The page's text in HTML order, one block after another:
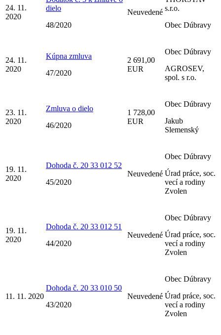
24. 11.
2020
dielo
48/2020
Neuvedené s.r.o.
Obec Dúbravy
24. 11.
2020
Kúpna zmluva
47/2020
2 691,00
EUR
Obec Dúbravy
AGROSEV,
spol. s r.o.
23. 11.
2020
Zmluva o dielo
46/2020
1 728,00
EUR
Obec Dúbravy
Jakub
Slemenský
19. 11.
2020
Dohoda č. 20 33 012 52
45/2020
Neuvedené
Obec Dúbravy
Úrad práce, soc.
vecí a rodiny
Zvolen
19. 11.
2020
Dohoda č. 20 33 012 51
44/2020
Neuvedené
Obec Dúbravy
Úrad práce, soc.
vecí a rodiny
Zvolen
11. 11. 2020
Dohoda č. 20 33 010 50
43/2020
Neuvedené
Obec Dúbravy
Úrad práce, soc.
vecí a rodiny
Zvolen